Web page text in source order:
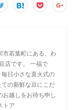
市若葉町にある、わ
店です。 一福で
日小さな直火式の
の新鮮な豆にこだ
お越しをお待ち申し
トア